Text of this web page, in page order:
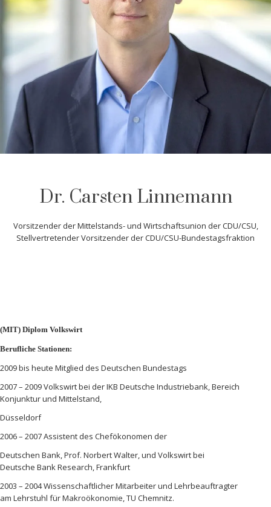
Dr. Carsten Linnemann
Vorsitzender der Mittelstands- und Wirtschaftsunion der CDU/CSU,
Stellvertretender Vorsitzender der CDU/CSU-Bundestagsfraktion
(MIT) Diplom Volkswirt
Berufliche Stationen:
2009 bis heute Mitglied des Deutschen Bundestags
2007 – 2009 Volkswirt bei der IKB Deutsche Industriebank, Bereich
Konjunktur und Mittelstand,
Düsseldorf
2006 – 2007 Assistent des Chefökonomen der
Deutschen Bank, Prof. Norbert Walter, und Volkswirt bei
Deutsche Bank Research, Frankfurt
2003 – 2004 Wissenschaftlicher Mitarbeiter und Lehrbeauftragter
am Lehrstuhl für Makroökonomie, TU Chemnitz.